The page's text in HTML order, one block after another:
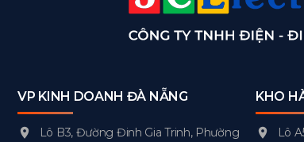
VP KINH DOANH ĐÀ NẴNG
Lô B3, Đường Đinh Gia Trinh, Phường
KHO
Lô